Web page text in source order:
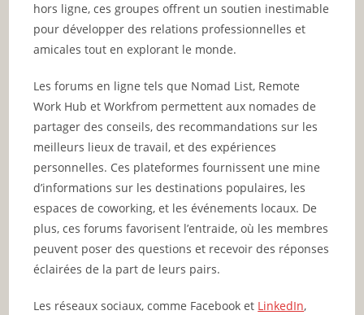
hors ligne, ces groupes offrent un soutien inestimable
pour développer des relations professionnelles et
amicales tout en explorant le monde.
Les forums en ligne tels que Nomad List, Remote
Work Hub et Workfrom permettent aux nomades de
partager des conseils, des recommandations sur les
meilleurs lieux de travail, et des expériences
personnelles. Ces plateformes fournissent une mine
d’informations sur les destinations populaires, les
espaces de coworking, et les événements locaux. De
plus, ces forums favorisent l’entraide, où les membres
peuvent poser des questions et recevoir des réponses
éclairées de la part de leurs pairs.
Les réseaux sociaux, comme Facebook et LinkedIn,